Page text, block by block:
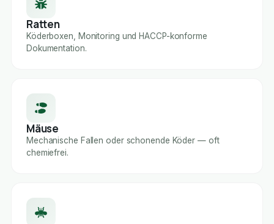
Ratten
Köderboxen, Monitoring und HACCP-konforme
Dokumentation.
Mäuse
Mechanische Fallen oder schonende Köder — oft
chemiefrei.